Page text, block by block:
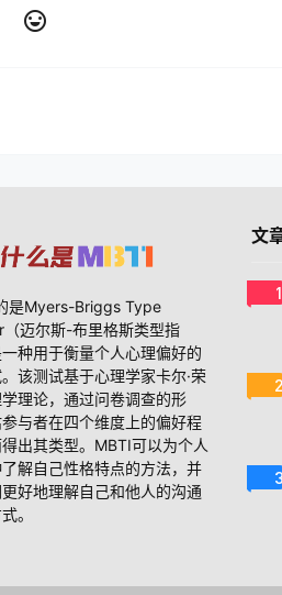
是Myers-Briggs Type
迈尔斯-布里格斯类型指
种用于衡量个人心理偏好的
该测试基于心理学家卡尔·荣
理论，通过问卷调查的形
与者在四个维度上的偏好程
出其类型。MBTI可以为个人
解自己性格特点的方法，并
好地理解自己和他人的沟通
。
文
1
2
3